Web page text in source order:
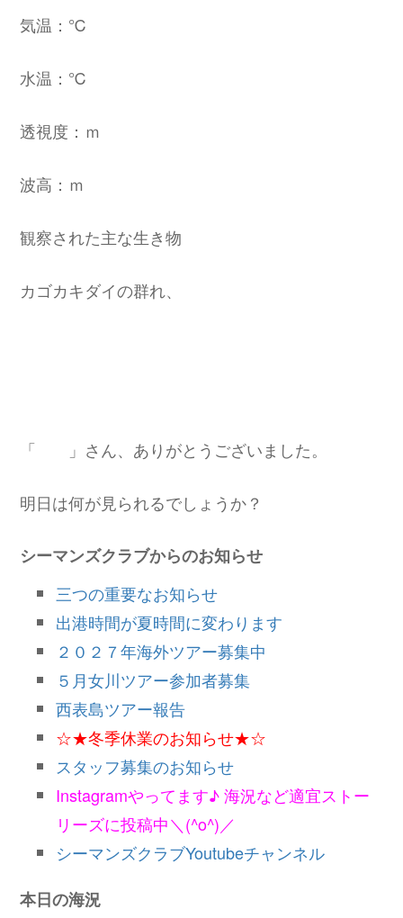
気温：℃
水温：℃
透視度：ｍ
波高：ｍ
観察された主な生き物
カゴカキダイの群れ、
「 」さん、ありがとうございました。
明日は何が見られるでしょうか？
シーマンズクラブからのお知らせ
三つの重要なお知らせ
出港時間が夏時間に変わります
２０２７年海外ツアー募集中
５月女川ツアー参加者募集
西表島ツアー報告
☆★冬季休業のお知らせ★☆
スタッフ募集のお知らせ
Instagramやってます♪ 海況など適宜ストー
リーズに投稿中＼(^o^)／
シーマンズクラブYoutubeチャンネル
本日の海況